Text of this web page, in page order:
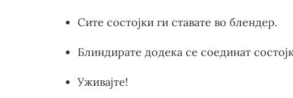
Сите состојки ги ставате во блендер.
Блиндирате додека се соединат
Уживајте!